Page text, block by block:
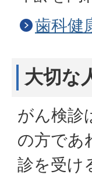
歯科健
大切な
がん検診
の方であ
診を受け